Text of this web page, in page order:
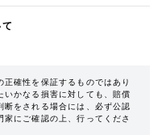
確性を保証するものではあり
いかなる損害に対しても、賠償
をされる場合には、必ず公認
にご確認の上、行ってくださ